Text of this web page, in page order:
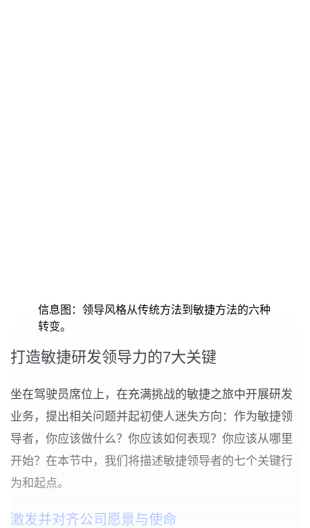
信息图：领导风格从传统方法到敏捷方法的六种
转变。
打造敏捷研发领导力的7大关键
坐在驾驶员席位上，在充满挑战的敏捷之旅中开展研发
业务，提出相关问题并起初使人迷失方向：作为敏捷领
导者，你应该做什么？ 你应该如何表现？你应该从哪里
开始？在本节中，我们将描述敏捷领导者的七个关键行
为和起点。
激发并对齐公司愿景与使命